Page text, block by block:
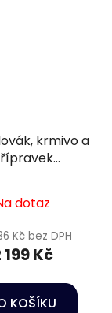
krmivo a
dotaz
Kč bez DPH
199 Kč
KOŠÍKU